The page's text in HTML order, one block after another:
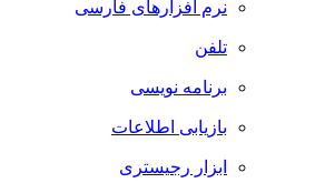
نرم افزارهای فارسی
تلفن
برنامه نویسی
بازیابی اطلاعات
ابزار رجیستری